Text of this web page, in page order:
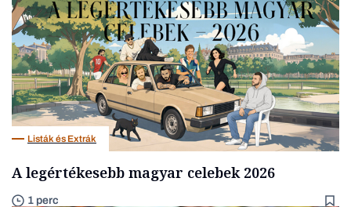
Listák és Extrák
A legértékesebb magyar celebek 2026
1 perc